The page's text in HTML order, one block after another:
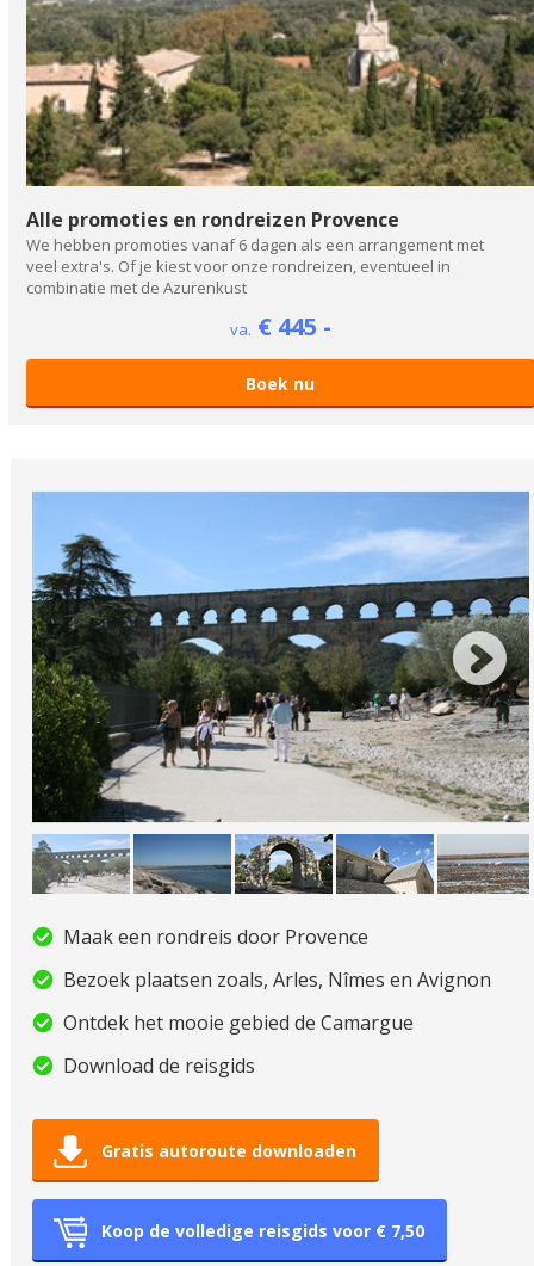
Alle promoties en rondreizen Provence
We hebben promoties vanaf 6 dagen als een arrangement met
veel extra's. Of je kiest voor onze rondreizen, eventueel in
combinatie met de Azurenkust
va. € 445 -
Boek nu
Maak een rondreis door Provence
Bezoek plaatsen zoals, Arles, Nîmes en Avignon
Ontdek het mooie gebied de Camargue
Download de reisgids
Gratis autoroute downloaden
Koop de volledige reisgids voor € 7,50